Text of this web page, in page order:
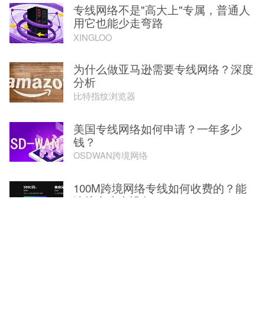
专线网络不是"高大上"专属，普通人
用它也能少走弯路
XINGLOO
为什么做亚马逊需要专线网络？深度
分析
比特指纹浏览器
美国专线网络如何申请？一年多少
钱？
OSDWAN跨境网络
100M跨境网络专线如何收费的？能
连接多少台设备？